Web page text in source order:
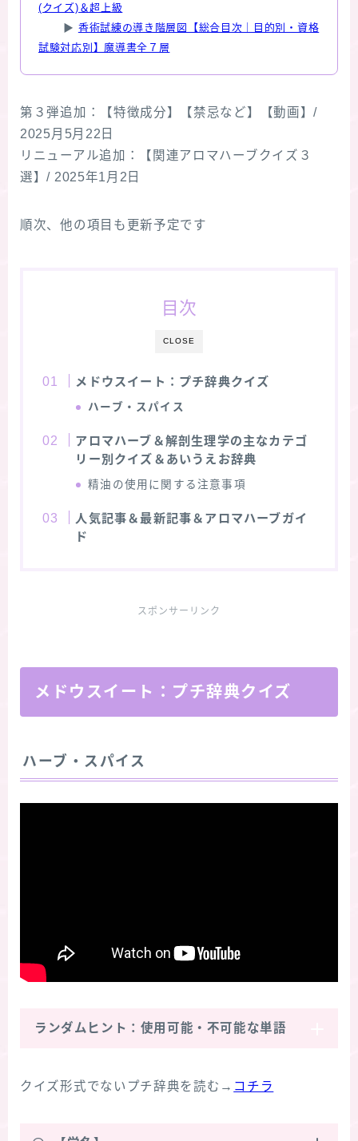
(クイズ)＆超上級
▶ 香術試練の導き階層図【総合目次｜目的別・資格
試験対応別】魔導書全７層
第３弾追加：【特徴成分】【禁忌など】【動画】/
2025月5月22日
リニューアル追加：【関連アロマハーブクイズ３
選】/ 2025年1月2日
順次、他の項目も更新予定です
CLOSE
目次
メドウスイート：プチ辞典クイズ
ハーブ・スパイス
アロマハーブ＆解剖生理学の主なカテゴ
リー別クイズ＆あいうえお辞典
精油の使用に関する注意事項
人気記事＆最新記事＆アロマハーブガイ
ド
スポンサーリンク
メドウスイート：プチ辞典クイズ
ハーブ・スパイス
ランダムヒント：使用可能・不可能な単語
クイズ形式でないプチ辞典を読む→ コチラ